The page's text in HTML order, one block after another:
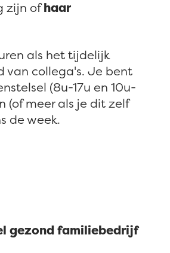
zijn of haar
als het tijdelijk
van collega's. Je bent
(8u-17u en 10u-
(of meer als je dit zelf
de week.
gezond familiebedrijf